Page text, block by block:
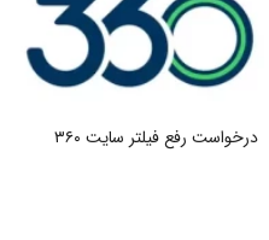
درخواست رفع فیلتر سایت ۳۶۰